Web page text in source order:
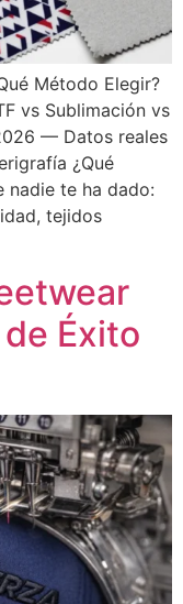
Método Elegir?
vs Sublimación vs
— Datos reales
¿Qué
nadie te ha dado:
tejidos
de Éxito